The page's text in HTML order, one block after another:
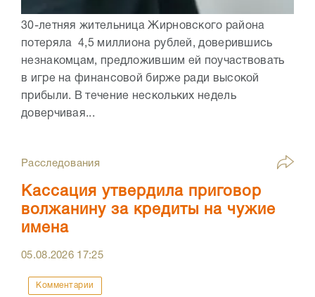
30-летняя жительница Жирновского района
потеряла 4,5 миллиона рублей, доверившись
незнакомцам, предложившим ей поучаствовать
в игре на финансовой бирже ради высокой
прибыли. В течение нескольких недель
доверчивая...
Расследования
Кассация утвердила приговор
волжанину за кредиты на чужие
имена
05.08.2026 17:25
Комментарии